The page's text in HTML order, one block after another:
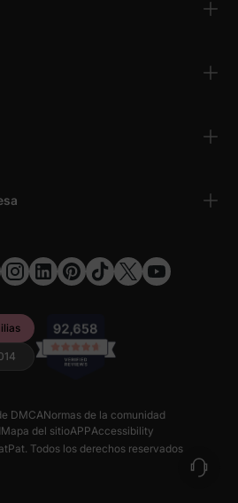
DMCANormas de la comunidad
Mapa del sitioAPPAccessibility
. Todos los derechos reservados